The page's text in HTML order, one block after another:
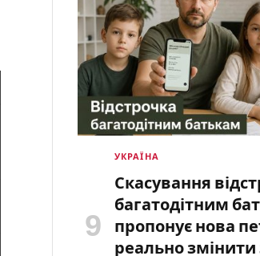
УКРАЇНА
Скасування
багатодітним
пропонує нова
реально змінити